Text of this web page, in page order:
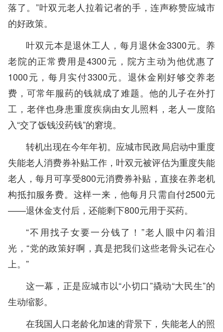
落了。”叶双元老人拉着记者的手，连声称赞应城市
的好政策。
叶双元本是退休工人，每月退休金3300元。养
老院的正常费用是4300元，院方主动为他优惠了
1000元，每月实付3300元。退休金刚好够交养老
费，可常年服药的钱就成了难题。他的儿子在外打
工，老伴也身患重度疾病由女儿照料，老人一度陷
入“交了饭钱没药钱”的窘境。
转机出现在今年年初。应城市民政局启动中重度
失能老人消费券补贴工作，叶双元被评估为重度失能
老人，每月可享受800元消费券补贴，直接在养老机
构抵扣服务费。这样一来，他每月只需自付2500元
——退休金支付后，还能剩下800元用于买药。
“不用找子女要一分钱了！”老人眼中闪着泪
光，“党的政策好啊，真是把我们这些老骨头记在心
上。”
这一幕，正是应城市以“小切口”撬动“大民生”的
生动缩影。
在我国人口老龄化加速的背景下，失能老人的照